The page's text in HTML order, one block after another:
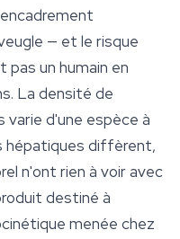
— et le risque
pas un humain en
La densité de
varie d'une espèce à
hépatiques diffèrent,
n'ont rien à voir avec
destiné à
menée chez